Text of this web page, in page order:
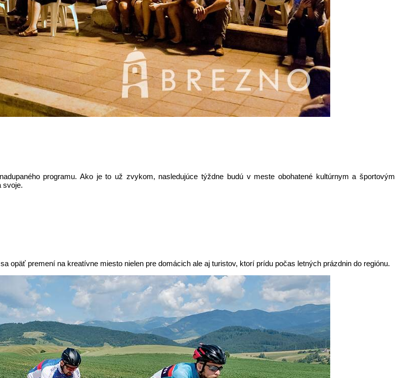
programu. Ako je to už zvykom, nasledujúce týždne budú v meste obohatené kultúrnym a športovým
svoje.
opäť premení na kreatívne miesto nielen pre domácich ale aj turistov, ktorí prídu počas letných prázdnin do regiónu.